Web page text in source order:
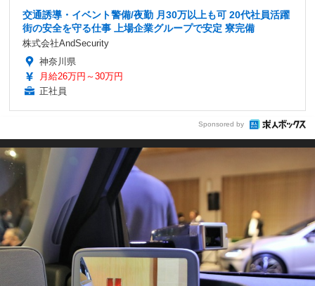
交通誘導・イベント警備/夜勤 月30万以上も可 20代社員活躍
街の安全を守る仕事 上場企業グループで安定 寮完備
株式会社AndSecurity
神奈川県
月給26万円～30万円
正社員
Sponsored by